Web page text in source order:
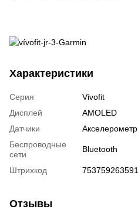
Характеристики
Серия
Vivofit
Дисплей
AMOLED
Датчики
Акселерометр
Беспроводные
сети
Bluetooth
Штрихкод 753759263591
Отзывы